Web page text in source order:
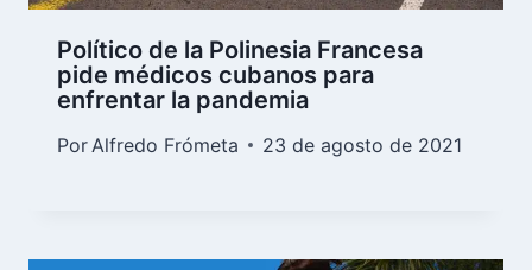
Político de la Polinesia Francesa
pide médicos cubanos para
enfrentar la pandemia
Por Alfredo Frómeta 23 de agosto de 2021